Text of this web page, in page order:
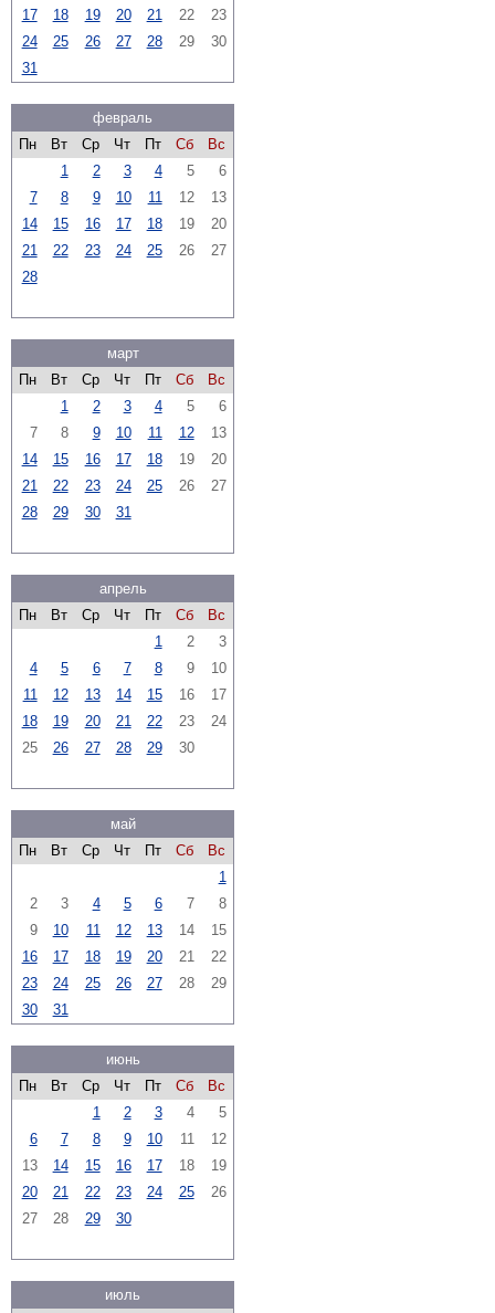
17 18 19 20 21 22
23
24
25 26 27 28 29
30
31
февраль
Пн
Вт Ср Чт Пт Сб
Вс
1
2 3 4 5
6
7
8 9 10 11 12
13
14
15 16 17 18 19
20
21
22 23 24 25 26
27
28
март
Пн
Вт Ср Чт Пт Сб
Вс
1
2 3 4 5
6
7
8 9 10 11 12
13
14
15 16 17 18 19
20
21
22 23 24 25 26
27
28
29 30 31
апрель
Пн
Вт Ср Чт Пт Сб
Вс
1
2
3
4
5 6 7 8 9
10
11
12 13 14 15 16
17
18
19 20 21 22 23
24
25
26 27 28 29 30
май
Пн
Вт Ср Чт Пт Сб
Вс
1
2
3 4 5 6 7
8
9
10 11 12 13 14
15
16
17 18 19 20 21
22
23
24 25 26 27 28
29
30
31
июнь
Пн
Вт Ср Чт Пт Сб
Вс
1
2 3 4
5
6
7 8 9 10 11
12
13
14 15 16 17 18
19
20
21 22 23 24 25
26
27
28 29 30
июль